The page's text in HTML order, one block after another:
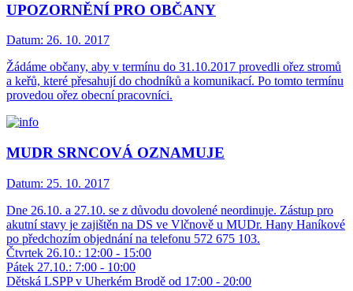
UPOZORNĚNÍ PRO OBČANY
Datum: 26. 10. 2017
Žádáme občany, aby v termínu do 31.10.2017 provedli ořez stromů
a keřů, které přesahují do chodníků a komunikací. Po tomto termínu
provedou ořez obecní pracovníci.
MUDR SRNCOVÁ OZNAMUJE
Datum: 25. 10. 2017
Dne 26.10. a 27.10. se z důvodu dovolené neordinuje. Zástup pro
akutní stavy je zajištěn na DS ve Vlčnově u MUDr. Hany Haníkové
po předchozím objednání na telefonu 572 675 103.
Čtvrtek 26.10.: 12:00 - 15:00
Pátek 27.10.: 7:00 - 10:00
Dětská LSPP v Uherkém Brodě od 17:00 - 20:00